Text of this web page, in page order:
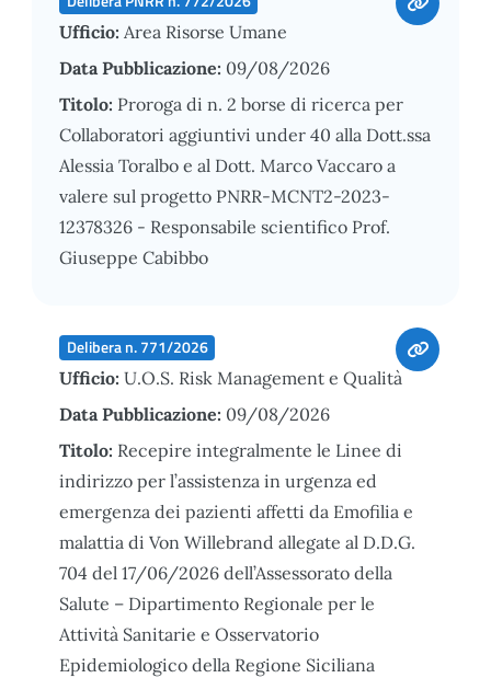
Ufficio: Area Risorse Umane
Data Pubblicazione: 09/08/2026
Titolo: Proroga di n. 2 borse di ricerca per
Collaboratori aggiuntivi under 40 alla Dott.ssa
Alessia Toralbo e al Dott. Marco Vaccaro a
valere sul progetto PNRR-MCNT2-2023-
12378326 - Responsabile scientifico Prof.
Giuseppe Cabibbo
Delibera n. 771/2026
Ufficio: U.O.S. Risk Management e Qualità
Data Pubblicazione: 09/08/2026
Titolo: Recepire integralmente le Linee di
indirizzo per l’assistenza in urgenza ed
emergenza dei pazienti affetti da Emofilia e
malattia di Von Willebrand allegate al D.D.G.
704 del 17/06/2026 dell’Assessorato della
Salute – Dipartimento Regionale per le
Attività Sanitarie e Osservatorio
Epidemiologico della Regione Siciliana